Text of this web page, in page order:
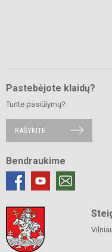
Pastebėjote klaidų?
Turite pasiūlymų?
RAŠYKITE
Bendraukime